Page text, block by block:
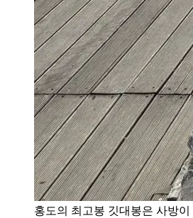
홍도의 최고봉 깃대봉은 사방